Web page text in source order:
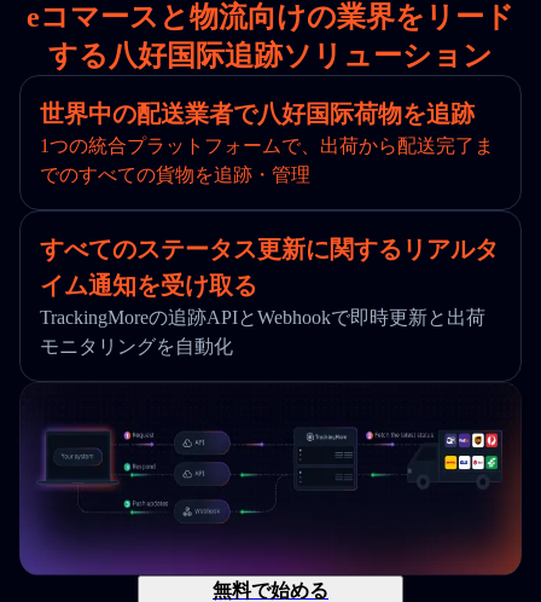
eコマースと物流向けの業界をリード
する八好国际追跡ソリューション
世界中の配送業者で八好国际荷物を追跡
1つの統合プラットフォームで、出荷から配送完了ま
でのすべての貨物を追跡・管理
すべてのステータス更新に関するリアルタ
イム通知を受け取る
TrackingMoreの追跡APIとWebhookで即時更新と出荷
モニタリングを自動化
無料で始める